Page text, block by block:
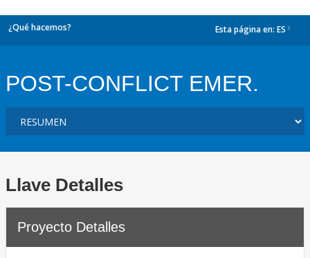
¿Qué hacemos? Esta página en: ES
POST-CONFLICT EMER.
Llave Detalles
Proyecto Detalles